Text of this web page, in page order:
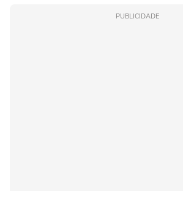
PUBLICIDADE